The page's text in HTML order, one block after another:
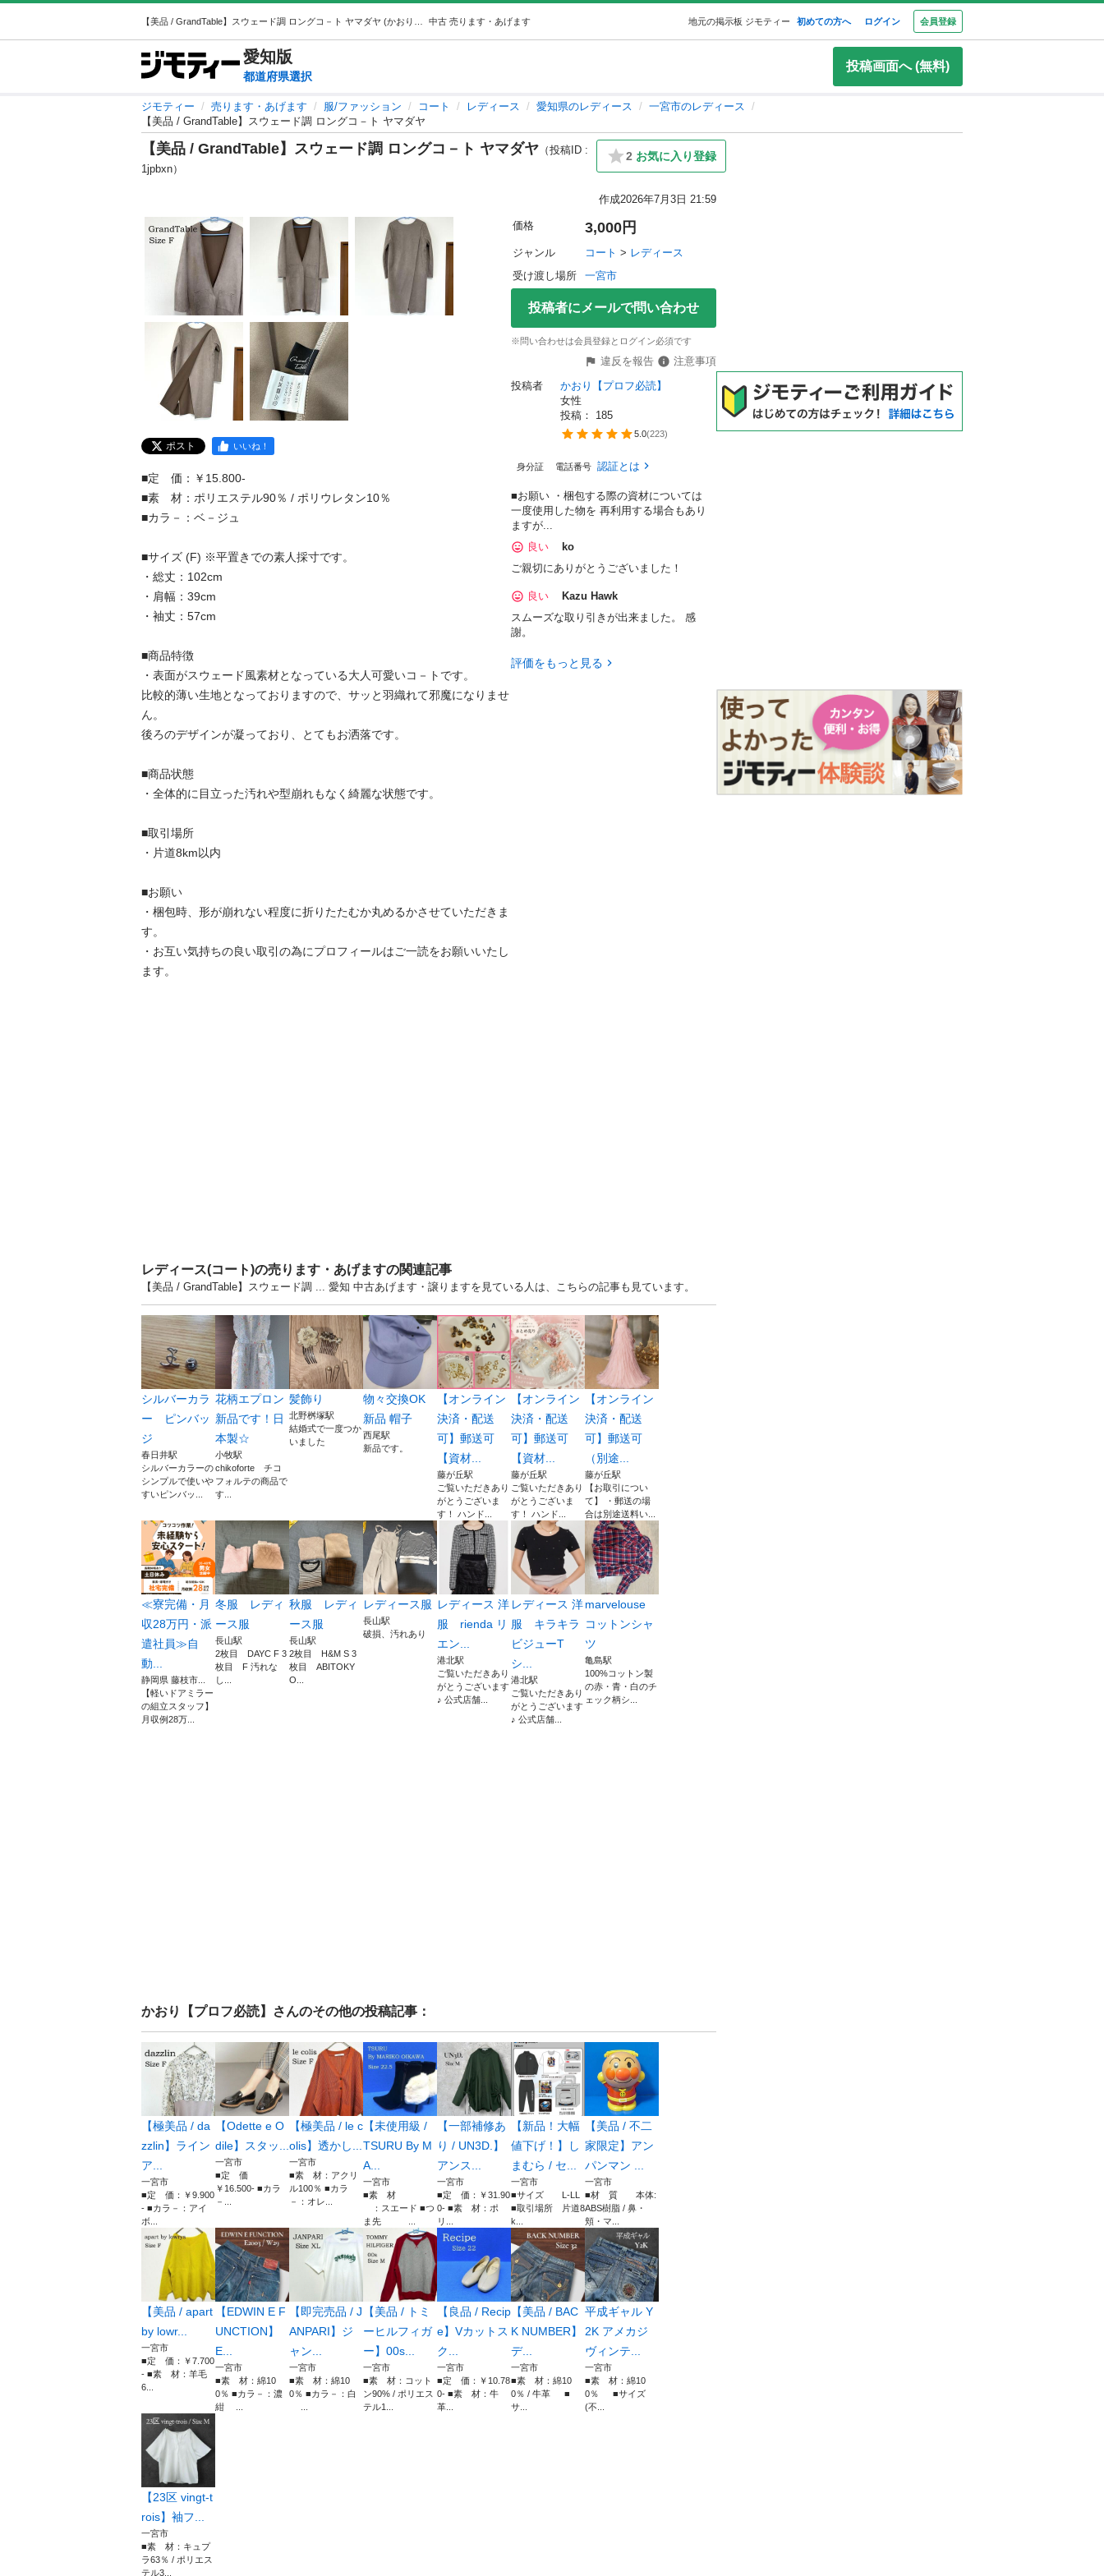
中古 売ります・あげます 地元の掲示板 ジモティー 初めての方へ ログイン 会員登録
愛知版
都道府県選択
投稿画面へ (無料)
ジモティー 売ります・あげます 服/ファッション コート レディース 愛知県のレディース
一宮市のレディース
【美品 / GrandTable】スウェード調 ロングコ－ト ヤマダヤ
【美品 / GrandTable】スウェード調 ロングコ－ト ヤマダヤ （投稿ID :
1jpbxn）
2 お気に入り登録
作成2026年7月3日 21:59
ポスト いいね！
■定　価：￥15.800-
■素　材：ポリエステル90％ / ポリウレタン10％
■カラ－：ベ－ジュ
■サイズ (F) ※平置きでの素人採寸です。
・総丈：102cm
・肩幅：39cm
・袖丈：57cm
■商品特徴
・表面がスウェード風素材となっている大人可愛いコ－トです。
比較的薄い生地となっておりますので、サッと羽織れて邪魔になりませ
ん。
後ろのデザインが凝っており、とてもお洒落です。
■商品状態
・全体的に目立った汚れや型崩れもなく綺麗な状態です。
■取引場所
・片道8km以内
■お願い
・梱包時、形が崩れない程度に折りたたむか丸めるかさせていただきま
す。
・お互い気持ちの良い取引の為にプロフィールはご一読をお願いいたし
ます。
価格 3,000円
ジャンル コート > レディース
受け渡し場所
一宮市
投稿者にメールで問い合わせ
※問い合わせは会員登録とログイン必須です
違反を報告
注意事項
投稿者
かおり【プロフ必読】
女性
投稿： 185
5.0(223)
身分証 電話番号 認証とは
■お願い ・梱包する際の資材については
一度使用した物を 再利用する場合もあり
ますが...
良い
ko
ご親切にありがとうございました！
良い
Kazu Hawk
スムーズな取り引きが出来ました。 感
謝。
評価をもっと見る
レディース(コート)の売ります・あげますの関連記事
【美品 / GrandTable】スウェード調 ... 愛知 中古あげます・譲りますを見ている人は、こちらの記事も見ています。
シルバーカラ
ー ピンバッ
ジ
春日井駅
シルバーカラーの
シンプルで使いや
すいピンバッ...
花柄エプロン
新品です！日
本製☆
小牧駅
chikoforte チコ
フォルテの商品で
す...
髪飾り
北野桝塚駅
結婚式で一度つか
いました
物々交換OK
新品 帽子
西尾駅
新品です。
【オンライン
決済・配送
可】郵送可
【資材...
藤が丘駅
ご覧いただきあり
がとうございま
す！ ハンド...
【オンライン
決済・配送
可】郵送可
【資材...
藤が丘駅
ご覧いただきあり
がとうございま
す！ ハンド...
【オンライン
決済・配送
可】郵送可
（別途...
藤が丘駅
【お取引につい
て】 ・郵送の場
合は別途送料い...
≪寮完備・月
収28万円・派
遣社員≫自
動...
静岡県 藤枝市...
【軽いドアミラー
の組立スタッフ】
月収例28万...
冬服 レディ
ース服
長山駅
2枚目 DAYC F 3
枚目 F 汚れな
し...
秋服 レディ
ース服
長山駅
2枚目 H&M S 3
枚目 ABITOKY
O...
レディース服
長山駅
破損、汚れあり
レディース 洋
服 rienda リ
エン...
港北駅
ご覧いただきあり
がとうございます
♪ 公式店舗...
レディース 洋
服 キラキラ
ビジューT
シ...
港北駅
ご覧いただきあり
がとうございます
♪ 公式店舗...
marvelouse
コットンシャ
ツ
亀島駅
100%コットン製
の赤・青・白のチ
ェック柄シ...
かおり【プロフ必読】 さんのその他の投稿記事：
【極美品 / da
zzlin】ライン
ア...
一宮市
■定 価：￥9.900
- ■カラ－：アイ
ボ...
【Odette e O
dile】スタッ...
一宮市
■定 価
￥16.500- ■カラ
－...
【極美品 / le c
olis】透かし...
一宮市
■素 材：アクリ
ル100％ ■カラ
－：オレ...
【未使用級 /
TSURU By M
A...
一宮市
■素 材
：スエード ■つ
ま先 ...
【一部補修あ
り / UN3D.】
アンス...
一宮市
■定 価：￥31.90
0- ■素 材：ポ
リ...
【新品！大幅
値下げ！】し
まむら / セ...
一宮市
■サイズ L-LL
■取引場所 片道8
k...
【美品 / 不二
家限定】アン
パンマン ...
一宮市
■材 質 本体:
ABS樹脂 / 鼻・
頬・マ...
【美品 / apart
by lowr...
一宮市
■定 価：￥7.700
- ■素 材：羊毛
6...
【EDWIN E F
UNCTION】
E...
一宮市
■素 材：綿10
0％ ■カラ－：濃
紺 ...
【即完売品 / J
ANPARI】ジ
ャン...
一宮市
■素 材：綿10
0％ ■カラ－：白
【美品 / トミ
ーヒルフィガ
ー】00s...
一宮市
■素 材：コット
ン90% / ポリエス
テル1...
【良品 / Recip
e】Vカットス
ク...
一宮市
■定 価：￥10.78
0- ■素 材：牛
革...
【美品 / BAC
K NUMBER】
デ...
一宮市
■素 材：綿10
0％ / 牛革 ■
サ...
平成ギャル Y
2K アメカジ
ヴィンテ...
一宮市
■素 材：綿10
0％ ■サイズ
(不...
【23区 vingt-t
rois】袖フ...
一宮市
■素 材：キュプ
ラ63％ / ポリエス
テル3...